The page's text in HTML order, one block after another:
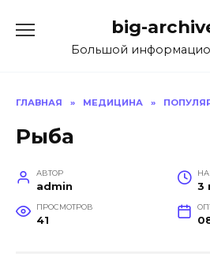
содержанию
big-
Большой
ГЛАВНАЯ » МЕДИЦИНА »
Рыба
АВТОР
admin
НА
3
ПРОСМОТРОВ
41